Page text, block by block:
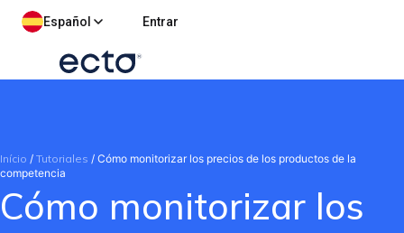
Español Entrar
Início / Tutoriales / Cómo monitorizar los precios de los productos de la
competencia
Cómo monitorizar los